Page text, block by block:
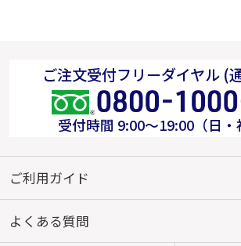
ご注文受付フリーダイヤル (
受付時間 9:00～19:00（日・
ご利用ガイド
よくある質問